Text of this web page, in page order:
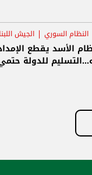
النظام السوري الجيش
الأسد يقطع
للدولة